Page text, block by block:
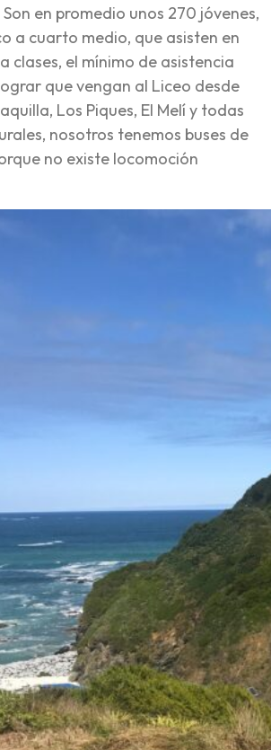
en promedio unos 270 jóvenes,
a cuarto medio, que asisten en
clases, el mínimo de asistencia
que vengan al Liceo desde
Los Piques, El Melí y todas
nosotros tenemos buses de
no existe locomoción